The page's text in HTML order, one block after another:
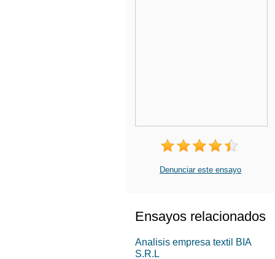
Denunciar este ensayo
Ensayos relacionados
Analisis empresa textil BIA
S.R.L